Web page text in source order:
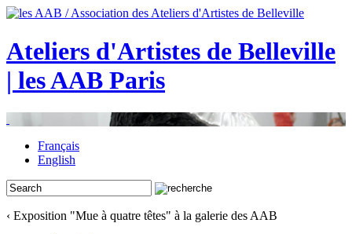
Ateliers d'Artistes de Belleville
| les AAB Paris
Français
English
‹ Exposition "Mue à quatre têtes" à la galerie des AAB